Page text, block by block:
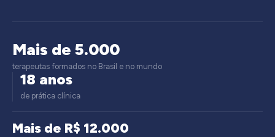
Mais de 5.000
terapeutas formados no Brasil e no mundo
18 anos
de prática clínica
Mais de R$ 12.000